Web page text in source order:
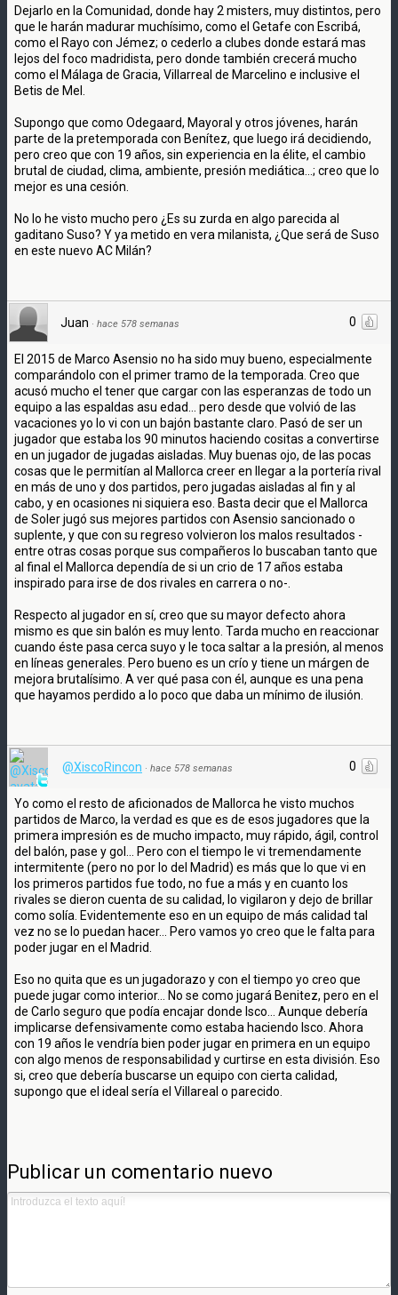
Dejarlo en la Comunidad, donde hay 2 misters, muy distintos, pero
que le harán madurar muchísimo, como el Getafe con Escribá,
como el Rayo con Jémez; o cederlo a clubes donde estará mas
lejos del foco madridista, pero donde también crecerá mucho
como el Málaga de Gracia, Villarreal de Marcelino e inclusive el
Betis de Mel.
Supongo que como Odegaard, Mayoral y otros jóvenes, harán
parte de la pretemporada con Benítez, que luego irá decidiendo,
pero creo que con 19 años, sin experiencia en la élite, el cambio
brutal de ciudad, clima, ambiente, presión mediática...; creo que lo
mejor es una cesión.
No lo he visto mucho pero ¿Es su zurda en algo parecida al
gaditano Suso? Y ya metido en vera milanista, ¿Que será de Suso
en este nuevo AC Milán?
0
Juan · hace 578 semanas
El 2015 de Marco Asensio no ha sido muy bueno, especialmente
comparándolo con el primer tramo de la temporada. Creo que
acusó mucho el tener que cargar con las esperanzas de todo un
equipo a las espaldas asu edad... pero desde que volvió de las
vacaciones yo lo vi con un bajón bastante claro. Pasó de ser un
jugador que estaba los 90 minutos haciendo cositas a convertirse
en un jugador de jugadas aisladas. Muy buenas ojo, de las pocas
cosas que le permitían al Mallorca creer en llegar a la portería rival
en más de uno y dos partidos, pero jugadas aisladas al fin y al
cabo, y en ocasiones ni siquiera eso. Basta decir que el Mallorca
de Soler jugó sus mejores partidos con Asensio sancionado o
suplente, y que con su regreso volvieron los malos resultados -
entre otras cosas porque sus compañeros lo buscaban tanto que
al final el Mallorca dependía de si un crio de 17 años estaba
inspirado para irse de dos rivales en carrera o no-.
Respecto al jugador en sí, creo que su mayor defecto ahora
mismo es que sin balón es muy lento. Tarda mucho en reaccionar
cuando éste pasa cerca suyo y le toca saltar a la presión, al menos
en líneas generales. Pero bueno es un crío y tiene un márgen de
mejora brutalísimo. A ver qué pasa con él, aunque es una pena
que hayamos perdido a lo poco que daba un mínimo de ilusión.
0
@XiscoRincon · hace 578 semanas
Yo como el resto de aficionados de Mallorca he visto muchos
partidos de Marco, la verdad es que es de esos jugadores que la
primera impresión es de mucho impacto, muy rápido, ágil, control
del balón, pase y gol... Pero con el tiempo le vi tremendamente
intermitente (pero no por lo del Madrid) es más que lo que vi en
los primeros partidos fue todo, no fue a más y en cuanto los
rivales se dieron cuenta de su calidad, lo vigilaron y dejo de brillar
como solía. Evidentemente eso en un equipo de más calidad tal
vez no se lo puedan hacer... Pero vamos yo creo que le falta para
poder jugar en el Madrid.
Eso no quita que es un jugadorazo y con el tiempo yo creo que
puede jugar como interior... No se como jugará Benitez, pero en el
de Carlo seguro que podía encajar donde Isco... Aunque debería
implicarse defensivamente como estaba haciendo Isco. Ahora
con 19 años le vendría bien poder jugar en primera en un equipo
con algo menos de responsabilidad y curtirse en esta división. Eso
si, creo que debería buscarse un equipo con cierta calidad,
supongo que el ideal sería el Villareal o parecido.
Publicar un comentario nuevo